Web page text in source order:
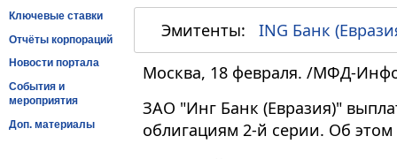
Ключевые ставки
Отчёты корпораций
Новости портала
События и
мероприятия
Доп. материалы
Эмитенты: ING Банк
Москва, 18 февраля. /МФД-
ЗАО "Инг Банк (Евразия)"
облигациям 2-й серии. Об